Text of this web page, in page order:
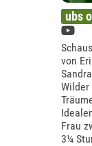
ubs
von
Frau
3¼